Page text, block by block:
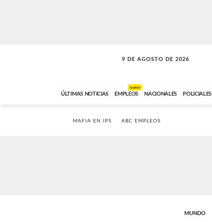
9 DE AGOSTO DE 2026
SOLO MÚSICA
ÚLTIMAS NOTICIAS EMPLEOS
NUEVO
NACIONALES POLICIALES
MAFIA EN IPS ABC EMPLEOS
MUNDO